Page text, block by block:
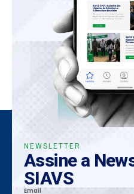
NEWSLETTER
Assine a
SIAVS
Email